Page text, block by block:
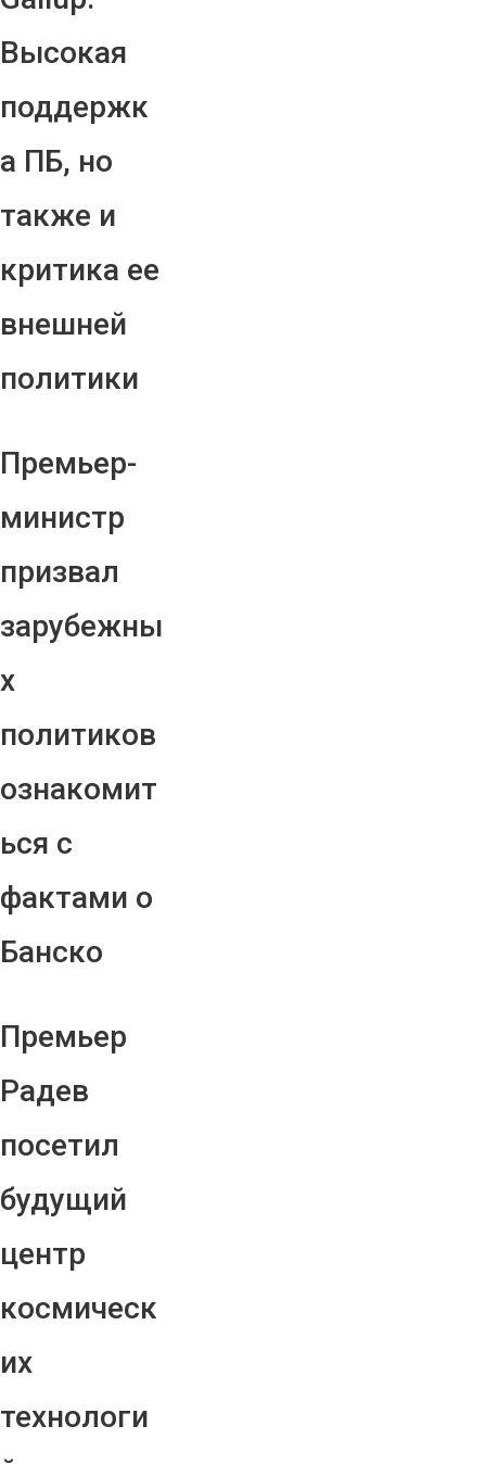
Высокая
поддержк
а ПБ, но
также и
критика ее
внешней
политики
Премьер-
министр
призвал
зарубежны
х
политиков
ознакомит
ься с
фактами о
Банско
Премьер
Радев
посетил
будущий
центр
космическ
их
технологи